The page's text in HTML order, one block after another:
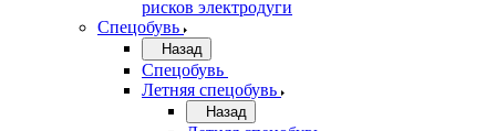
рисков электродуги
Спецобувь
Назад
Спецобувь
Летняя спецобувь
Назад